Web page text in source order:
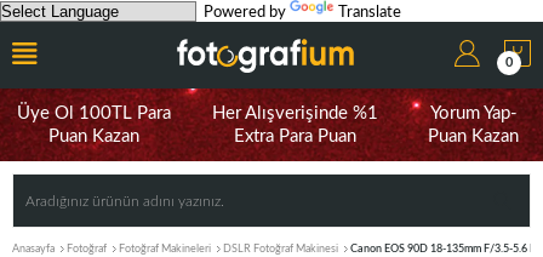
Powered by Translate
0
Üye Ol 100TL Para
Puan Kazan
Her Alışverişinde %1
Extra Para Puan
Yorum Yap-
Puan Kazan
Anasayfa Fotoğraf Fotoğraf Makineleri DSLR Fotoğraf Makinesi Canon EOS 90D 18-135mm F/3.5-5.6